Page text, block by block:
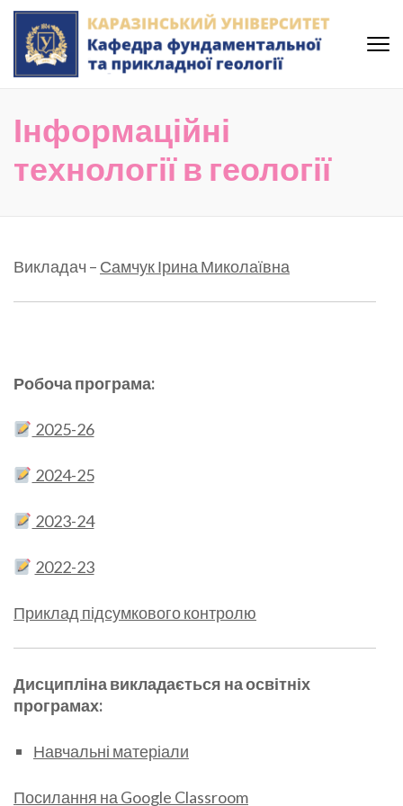
Skip
content
(Press
Кафедра фундаментальної
та прикладної геології
Каразінського Університету
Інформаційні
технології в геології
Викладач – Самчук Ірина Миколаївна
Робоча програма:
2025-26
2024-25
2023-24
2022-23
Приклад підсумкового контролю
Дисципліна викладається на освітніх
програмах:
Навчальні матеріали
Посилання на Google Classroom